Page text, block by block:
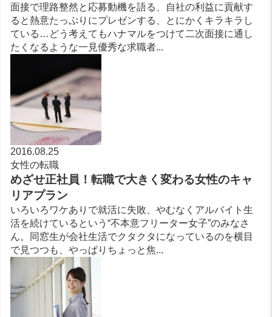
面接で理路整然と応募動機を語る、自社の利益に貢献す
ると熱意たっぷりにプレゼンする、とにかくキラキラし
ている…どう考えてもハナマルをつけて二次面接に通し
たくなるような一見優秀な求職者...
2016.08.25
女性の転職
めざせ正社員！転職で大きく変わる女性のキャ
リアプラン
いろいろワケありで就活に失敗、やむなくアルバイト生
活を続けているという“不本意フリーター女子”のみなさ
ん。同窓生が会社生活でクタクタになっているのを横目
で見つつも、やっぱりちょっと焦...